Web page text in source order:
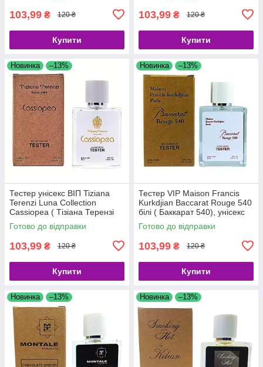
103,99 ₴ 120 ₴
Купити
103,99 ₴ 120 ₴
Купити
Новинка –13%
Тестер унісекс ВІП Tiziana
Terenzi Luna Collection
Cassiopea ( Тізіана Терензі
Місяць Кассіопія), 60 мл
Готово до відправки
103,99 ₴ 120 ₴
Купити
Новинка –13%
Тестер VIP Maison Francis
Kurkdjian Baccarat Rouge 540
білі ( Баккарат 540), унісекс
60 мл
Готово до відправки
103,99 ₴ 120 ₴
Купити
Новинка –13% Новинка –13%